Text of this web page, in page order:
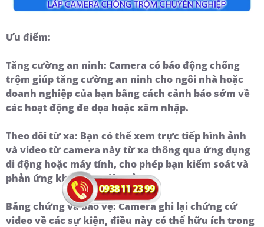
Ưu điểm:
Tăng cường an ninh: Camera có báo động chống
trộm giúp tăng cường an ninh cho ngôi nhà hoặc
doanh nghiệp của bạn bằng cách cảnh báo sớm về
các hoạt động đe dọa hoặc xâm nhập.
Theo dõi từ xa: Bạn có thể xem trực tiếp hình ảnh
và video từ camera này từ xa thông qua ứng dụng
di động hoặc máy tính, cho phép bạn kiểm soát và
phản ứng khi có sự việc xảy ra.
Bằng chứng và bảo vệ: Camera ghi lại chứng cứ
video về các sự kiện, điều này có thể hữu ích trong